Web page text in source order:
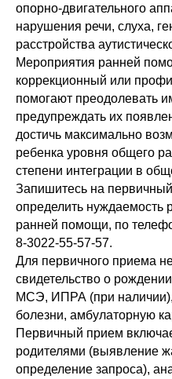
опорно-двигательного
нарушения речи, слуха,
расстройства
Мероприятия ранней
коррекционный или
помогают преодолевать
предупреждать их
достичь максимально
ребенка уровня общего
степени интеграции в
Запишитесь на
определить нуждаемость
ранней помощи, по
8-3022-55-57-57.
Для первичного приема
свидетельство о
МСЭ, ИПРА (при наличии),
болезни, амбулаторную
Первичный прием
родителями (выявление
определение запроса),